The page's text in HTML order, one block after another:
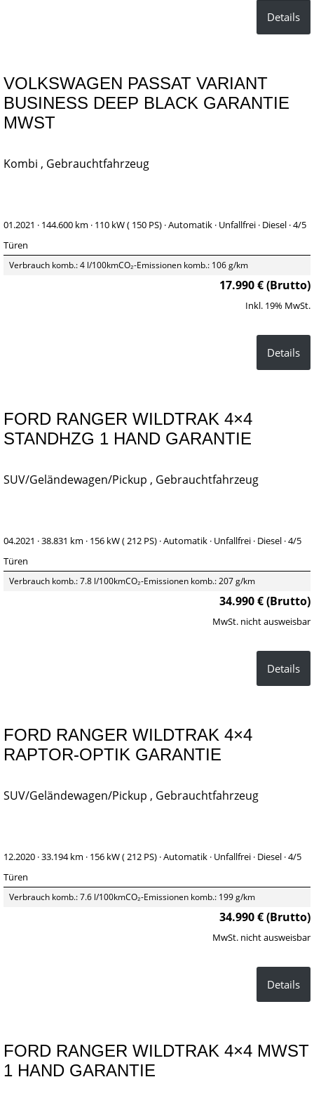
Details
VOLKSWAGEN PASSAT VARIANT
BUSINESS DEEP BLACK GARANTIE
MWST
Kombi , Gebrauchtfahrzeug
01.2021 · 144.600 km · 110 kW ( 150 PS) · Automatik · Unfallfrei · Diesel · 4/5
Türen
Verbrauch komb.: 4 l/100kmCO₂-Emissionen komb.: 106 g/km
17.990 € (Brutto)
Inkl. 19% MwSt.
Details
FORD RANGER WILDTRAK 4×4
STANDHZG 1 HAND GARANTIE
SUV/Geländewagen/Pickup , Gebrauchtfahrzeug
04.2021 ·38.831 km · 156 kW ( 212 PS) · Automatik · Unfallfrei · Diesel · 4/5
Türen
Verbrauch komb.: 7.8 l/100kmCO₂-Emissionen komb.: 207 g/km
34.990 € (Brutto)
MwSt. nicht ausweisbar
Details
FORD RANGER WILDTRAK 4×4
RAPTOR-OPTIK GARANTIE
SUV/Geländewagen/Pickup , Gebrauchtfahrzeug
12.2020 ·33.194 km · 156 kW ( 212 PS) · Automatik · Unfallfrei · Diesel · 4/5
Türen
Verbrauch komb.: 7.6 l/100kmCO₂-Emissionen komb.: 199 g/km
34.990 € (Brutto)
MwSt. nicht ausweisbar
Details
FORD RANGER WILDTRAK 4×4 MWST
1 HAND GARANTIE